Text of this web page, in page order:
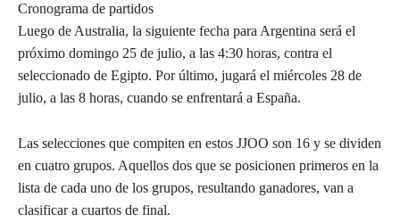
Cronograma de partidos
Luego de Australia, la siguiente fecha para Argentina será el
próximo domingo 25 de julio, a las 4:30 horas, contra el
seleccionado de Egipto. Por último, jugará el miércoles 28 de
julio, a las 8 horas, cuando se enfrentará a España.
Las selecciones que compiten en estos JJOO son 16 y se dividen
en cuatro grupos. Aquellos dos que se posicionen primeros en la
lista de cada uno de los grupos, resultando ganadores, van a
clasificar a cuartos de final.